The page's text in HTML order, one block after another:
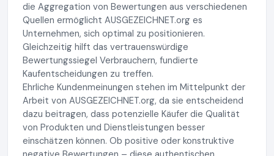
die Aggregation von Bewertungen aus verschiedenen
Quellen ermöglicht AUSGEZEICHNET.org es
Unternehmen, sich optimal zu positionieren.
Gleichzeitig hilft das vertrauenswürdige
Bewertungssiegel Verbrauchern, fundierte
Kaufentscheidungen zu treffen.
Ehrliche Kundenmeinungen stehen im Mittelpunkt der
Arbeit von AUSGEZEICHNET.org, da sie entscheidend
dazu beitragen, dass potenzielle Käufer die Qualität
von Produkten und Dienstleistungen besser
einschätzen können. Ob positive oder konstruktive